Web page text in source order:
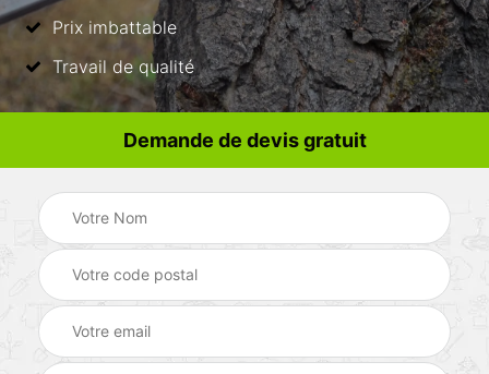
Prix imbattable
Travail de qualité
Demande de devis gratuit